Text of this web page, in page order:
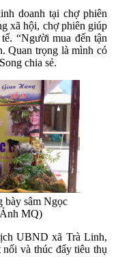
doanh tại chợ phiên
xã hội, chợ phiên giúp
“Người mua đến tận
Quan trọng là mình có
chia sẻ.
bày sâm Ngọc
MQ)
UBND xã Trà Linh,
và thúc đẩy tiêu thụ